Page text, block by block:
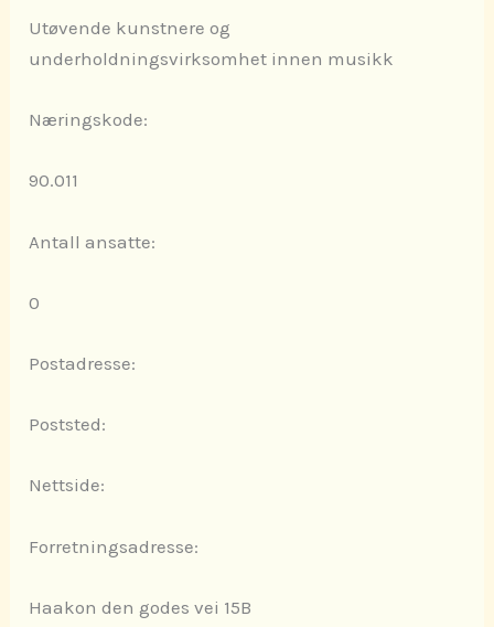
Utøvende kunstnere og
underholdningsvirksomhet innen musikk
Næringskode:
90.011
Antall ansatte:
0
Postadresse:
Poststed:
Nettside:
Forretningsadresse:
Haakon den godes vei 15B